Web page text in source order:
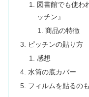
図書館でも使わ
ッチン』
商品の特徴
ピッチンの貼り方
感想
水筒の底カバー
フィルムを貼るの